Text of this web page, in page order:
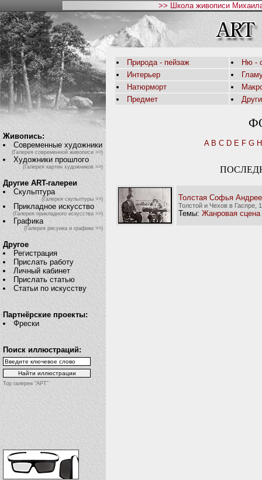
>> Школа живописи
Живопись:
Современные художники
(Галерея современной живописи >>)
Художники прошлого
(Галерея картин художников >>)
Другие ART-галереи
Скульптура
(Галерея скульптуры >>)
Прикладное искусство
(Галерея прикладного искусства >>)
Графика
(Галерея рисунка и графики >>)
Другое
Регистрация
Прислать работу
Личный кабинет
Прислать статью
Статьи по искусству
Партнёрские проекты:
Фрески
Поиск иллюстраций:
Top галереи "АРТ"
Природа - пейзаж
Ню -
Интерьер
Натюрморт
Предмет
A B C D E F G H
Толстая Софья
Толстой и Чехов в Гаспре,
Темы: Жанровая сцена